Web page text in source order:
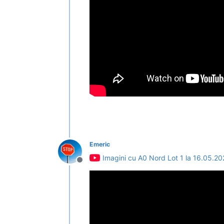
Deconectat
Emeric
Imagini cu A0 Nord Lot 1 la